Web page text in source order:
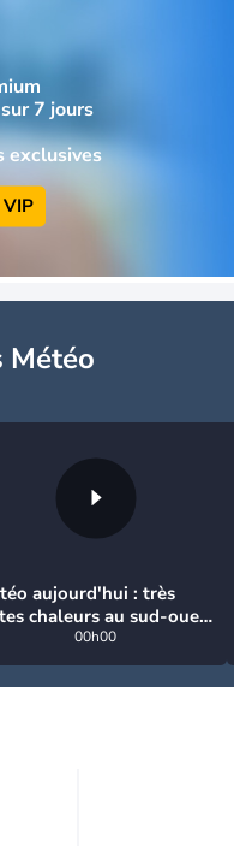
7 jours
exclusives
VIP
Météo
aujourd'hui : très
chaleurs au sud-ouest
des orages, jusqu'à
00h00